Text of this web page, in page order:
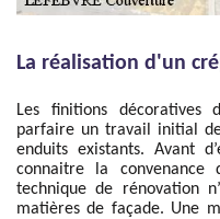
La réalisation d'un
Les finitions
parfaire un travail initial
enduits existants. Avant
connaitre la convenance
technique de rénovation
matières de façade. Une